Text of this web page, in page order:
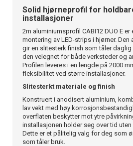
Solid hjørneprofil for
installasjoner
2m aluminiumsprofil CABI12 DUO E
montering av LED-strips i hjørner.
gir en slitesterk finish som tåler
den velegnet for både verksteder og
Profilen leveres i en lengde på 2000
fleksibilitet ved større installasjoner.
Slitesterkt materiale og finish
Konstruert i anodisert aluminium,
lav vekt med høy
overflaten beskytter mot ytre
installasjonen holder seg over tid
Dette er et pålitelig valg for deg som
som tåler bruk.